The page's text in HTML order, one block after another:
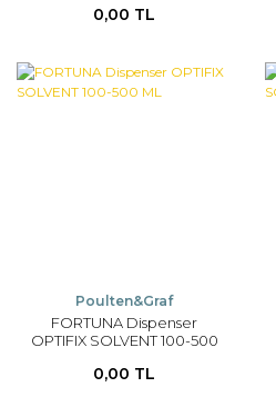
0,00 TL
Poulten&Graf
FORTUNA Dispenser
OPTIFIX SOLVENT 100-500
0,00 TL